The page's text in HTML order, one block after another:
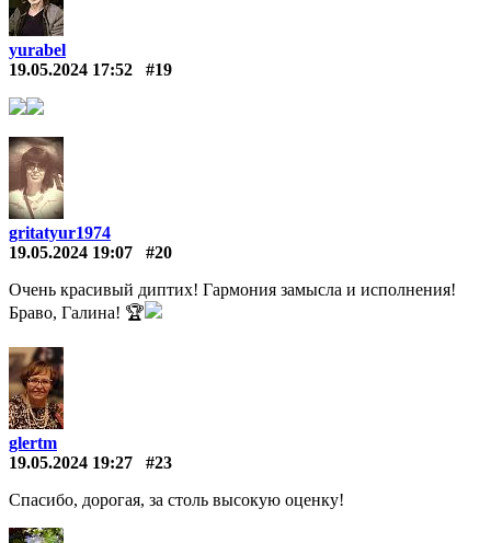
yurabel
19.05.2024 17:52
#19
gritatyur1974
19.05.2024 19:07
#20
Очень красивый диптих! Гармония замысла и исполнения!
Браво, Галина! 🏆
glertm
19.05.2024 19:27
#23
Спасибо, дорогая, за столь высокую оценку!